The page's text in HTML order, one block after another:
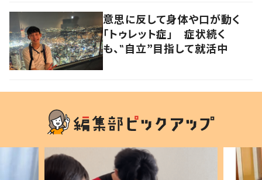
意思に反して身体や口が動く
「トゥレット症」 症状続く
も、‟自立”目指して就活中